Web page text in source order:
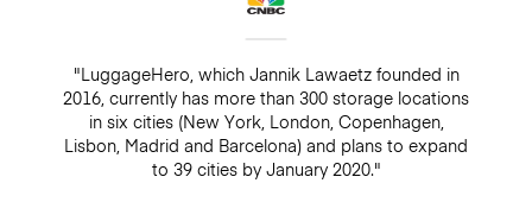
"LuggageHero, which Jannik Lawaetz founded in
2016, currently has more than 300 storage locations
in six cities (New York, London, Copenhagen,
Lisbon, Madrid and Barcelona) and plans to expand
to 39 cities by January 2020."